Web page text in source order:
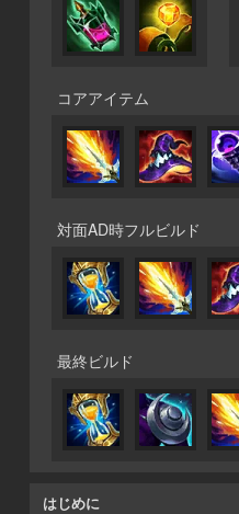
コアアイテム
対面AD時フルビルド
最終ビルド
はじめに